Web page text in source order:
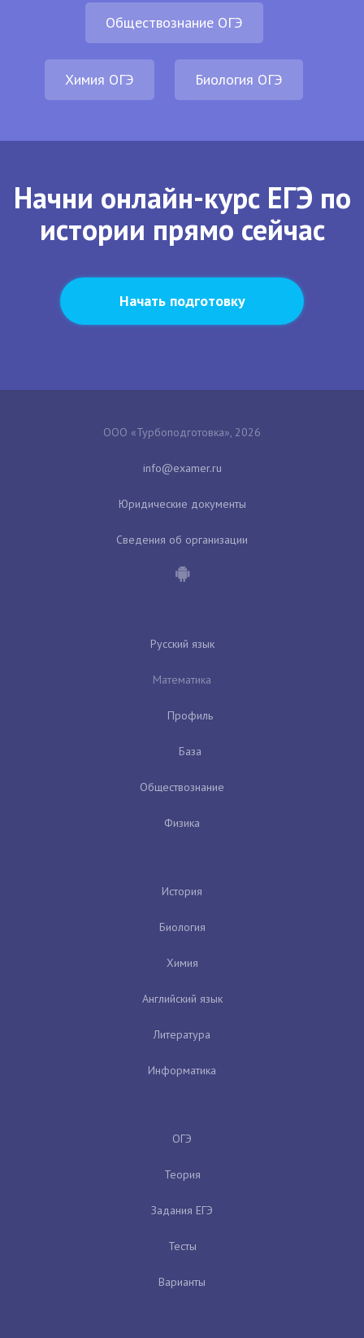
Обществознание ОГЭ
Химия ОГЭ Биология ОГЭ
Начни онлайн-курс ЕГЭ по
истории прямо сейчас
Начать подготовку
ООО «Турбоподготовка», 2026
Юридические документы
Сведения об организации
Русский язык
Математика
Профиль
База
Обществознание
Физика
История
Биология
Химия
Английский язык
Литература
Информатика
ОГЭ
Теория
Задания ЕГЭ
Тесты
Варианты